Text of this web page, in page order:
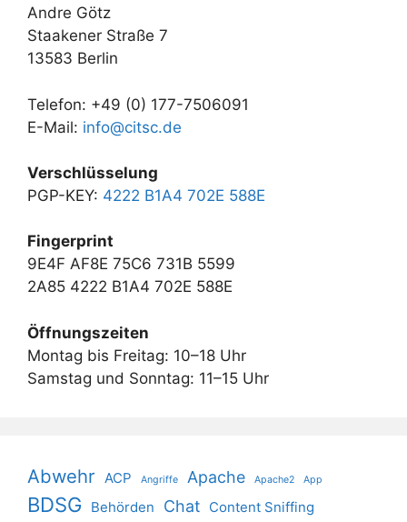
Andre Götz
Staakener Straße 7
13583 Berlin
Telefon: +49 (0) 177-7506091
E-Mail: info@citsc.de
Verschlüsselung
PGP-KEY: 4222 B1A4 702E 588E
Fingerprint
9E4F AF8E 75C6 731B 5599
2A85 4222 B1A4 702E 588E
Öffnungszeiten
Montag bis Freitag: 10–18 Uhr
Samstag und Sonntag: 11–15 Uhr
Abwehr ACP Angriffe Apache Apache2 App
BDSG Behörden Chat Content Sniffing